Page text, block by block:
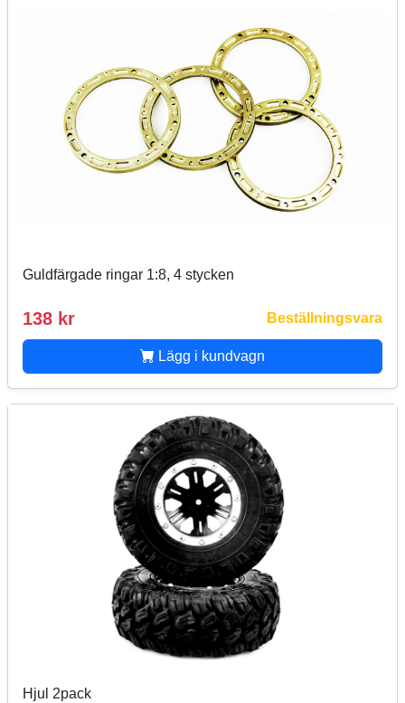
Guldfärgade ringar 1:8, 4 stycken
138 kr Beställningsvara
Lägg i kundvagn
Hjul 2pack